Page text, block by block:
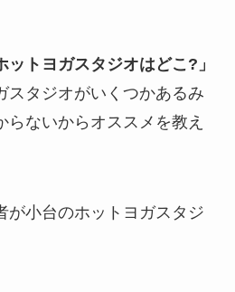
ットヨガスタジオはどこ?」
スタジオがいくつかあるみ
らないからオススメを教え
が小台のホットヨガスタジ